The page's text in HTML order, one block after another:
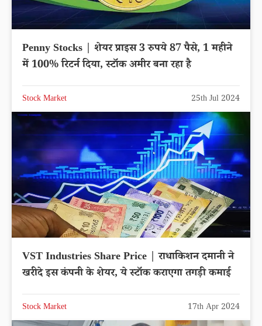
Penny Stocks | शेयर प्राइस 3 रुपये 87 पैसे, 1 महीने
में 100% रिटर्न दिया, स्टॉक अमीर बना रहा है
Stock Market 25th Jul 2024
VST Industries Share Price | राधाकिशन दमानी ने
खरीदे इस कंपनी के शेयर, ये स्टॉक कराएगा तगड़ी कमाई
Stock Market 17th Apr 2024